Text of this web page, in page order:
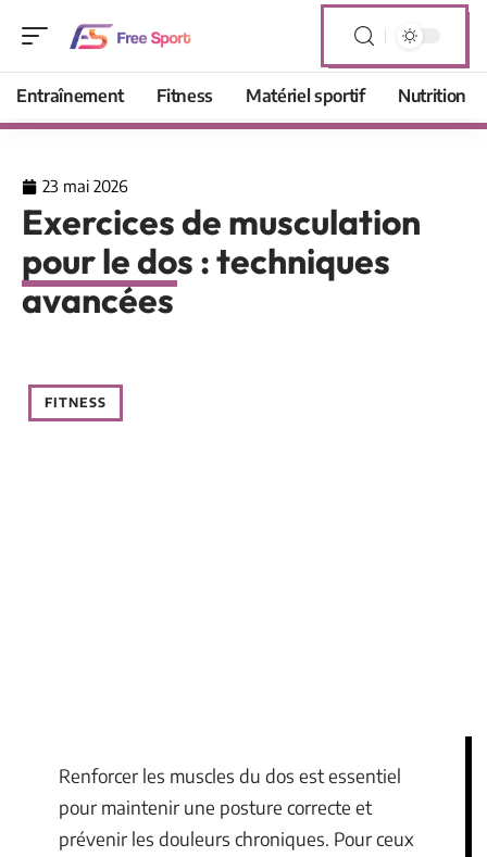
Entraînement Fitness Matériel sportif Nutrition
23 mai 2026
Exercices de musculation
pour le dos : techniques
avancées
FITNESS
Renforcer les muscles du dos est essentiel
pour maintenir une posture correcte et
prévenir les douleurs chroniques. Pour ceux